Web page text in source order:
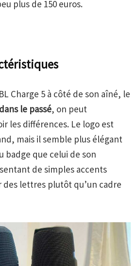
plus de 150 euros.
Charge 5 à côté de son aîné, le
le passé, on peut
les différences. Le logo est
mais il semble plus élégant
badge que celui de son
de simples accents
des lettres plutôt qu’un cadre